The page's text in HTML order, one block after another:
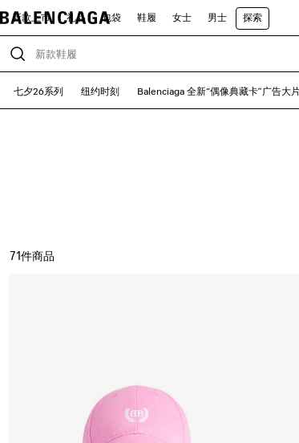
新款上市 礼品 包袋 鞋履 女士 男士 探索
七夕26系列 纽约时刻 Balenciaga 全新“偶像典藏卡”广告大
71件商品